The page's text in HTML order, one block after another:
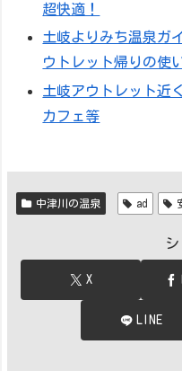
超快適！
土岐よりみち温泉ガ
ウトレット帰りの使
土岐アウトレット近
カフェ等
中津川の温泉 ad
X
LINE